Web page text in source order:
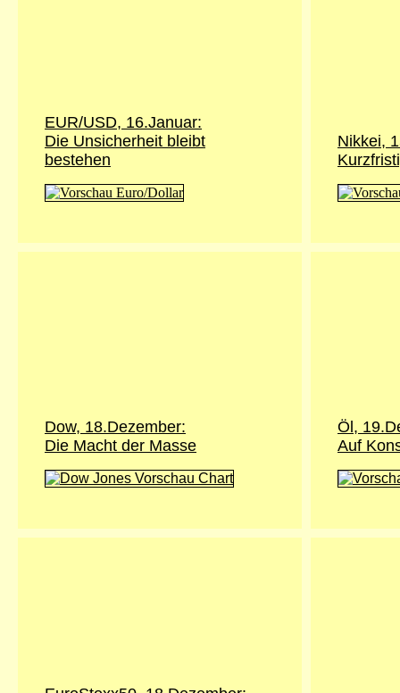
EUR/USD, 16.Januar:
Die Unsicherheit bleibt
bestehen
Nikkei,
Dow, 18.Dezember:
Die Macht der Masse
Öl,
Auf